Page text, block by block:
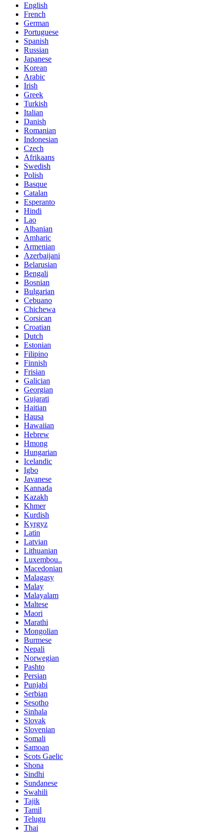
English
French
German
Portuguese
Spanish
Russian
Japanese
Korean
Arabic
Irish
Greek
Turkish
Italian
Danish
Romanian
Indonesian
Czech
Afrikaans
Swedish
Polish
Basque
Catalan
Esperanto
Hindi
Lao
Albanian
Amharic
Armenian
Azerbaijani
Belarusian
Bengali
Bosnian
Bulgarian
Cebuano
Chichewa
Corsican
Croatian
Dutch
Estonian
Filipino
Finnish
Frisian
Galician
Georgian
Gujarati
Haitian
Hausa
Hawaiian
Hebrew
Hmong
Hungarian
Icelandic
Igbo
Javanese
Kannada
Kazakh
Khmer
Kurdish
Kyrgyz
Latin
Latvian
Lithuanian
Luxembou..
Macedonian
Malagasy
Malay
Malayalam
Maltese
Maori
Marathi
Mongolian
Burmese
Nepali
Norwegian
Pashto
Persian
Punjabi
Serbian
Sesotho
Sinhala
Slovak
Slovenian
Somali
Samoan
Scots Gaelic
Shona
Sindhi
Sundanese
Swahili
Tajik
Tamil
Telugu
Thai